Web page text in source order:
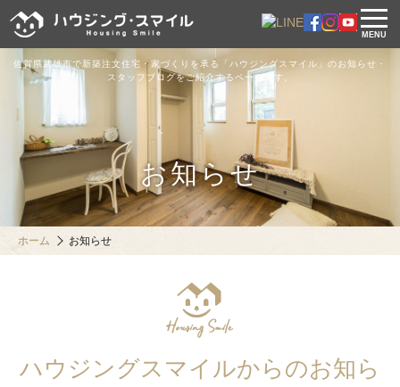
佐賀県武雄市で新築注文住宅・家づくりを承る「ハウジングスマイル」のお知らせ・
スタッフブログをご紹介するページです。
お知らせ
MENU
ホーム お知らせ
ハウジングスマイルからのお知ら